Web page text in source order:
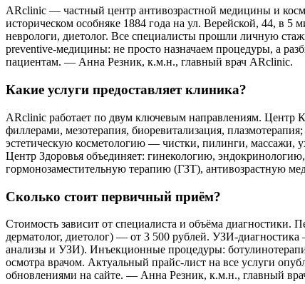
ARclinic — частный центр антивозрастной медицины и
историческом особняке 1884 года на ул. Верейской, 44, в
неврологи, диетолог. Все специалисты прошли личную
preventive-медицины: не просто назначаем процедуры, а
пациентам. — Анна Резник, к.м.н., главный врач ARclinic.
Какие услуги предоставляет клиника?
ARclinic работает по двум ключевым направлениям. Центр
филлерами, мезотерапия, биоревитализация,
эстетическую косметологию — чистки, пилинги, массажи,
Центр Здоровья объединяет: гинекологию,
гормонозаместительную терапию (ГЗТ), антивозрастную
Сколько стоит первичный приём?
Стоимость зависит от специалиста и объёма диагностики.
дерматолог, диетолог) — от 3 500 рублей. УЗИ-
анализы и УЗИ). Инъекционные процедуры:
осмотра врачом. Актуальный прайс-лист на все услуги
обновлениями на сайте. — Анна Резник, к.м.н., главный